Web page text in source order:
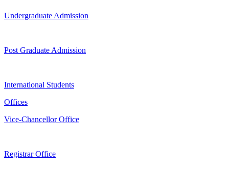
Undergraduate Admission
Post Graduate Admission
International Students
Offices
Vice-Chancellor Office
Registrar Office